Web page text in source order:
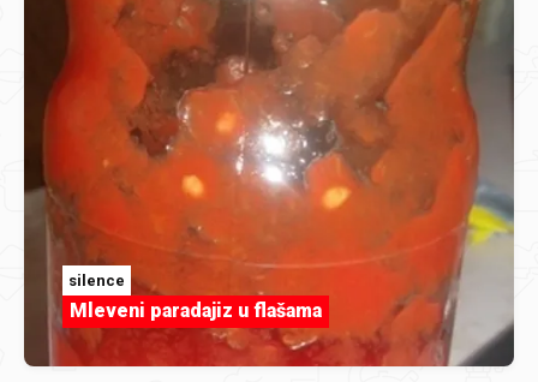
silence
Mleveni paradajiz u flašama